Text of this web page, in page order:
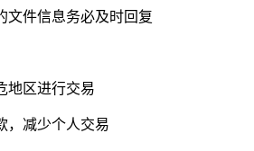
文件信息务必及时回复
地区进行交易
，减少个人交易